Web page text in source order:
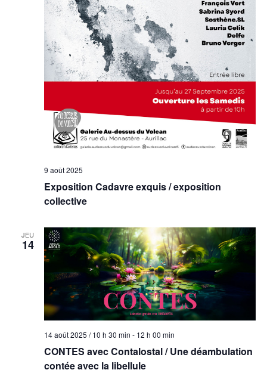
Exposition Cadavre exquis / exposition
collective
9 août 2025
JEU
14
CONTES avec Contalostal / Une déambulation
contée avec la libellule
14 août 2025 / 10 h 30 min - 12 h 00 min